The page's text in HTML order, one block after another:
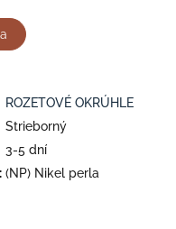
ROZETOVÉ OKRÚHLE
Strieborný
3-5 dní
: (NP) Nikel perla